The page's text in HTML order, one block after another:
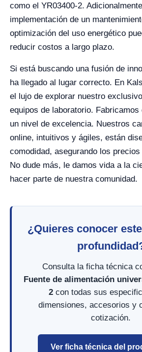
como el YR03400-2.
implementación de un
optimización del uso energético
reducir costos a largo plazo.
Si está buscando una fusión de
ha llegado al lugar correcto. En
el lujo de explorar nuestro
equipos de laboratorio. Fabricamos
un nivel de excelencia. Nuestros
online, intuitivos y ágiles, están
comodidad, asegurando los
No dude más, le damos vida a la
hacer parte de nuestra comunidad.
¿Quieres conocer
Consulta la ficha técnica
Fuente de alimentación
2con todas sus
dimensiones, accesorios y
cotización.
Ver ficha técnica del